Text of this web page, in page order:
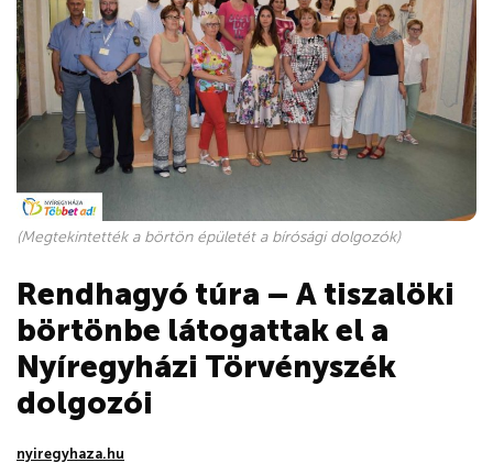
(Megtekintették a börtön épületét a bírósági dolgozók)
Rendhagyó túra – A tiszalöki
börtönbe látogattak el a
Nyíregyházi Törvényszék
dolgozói
nyiregyhaza.hu